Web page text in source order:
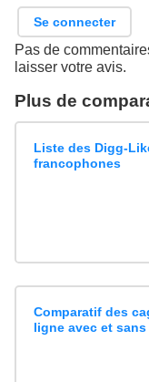
Se connecter
Pas de
laisser votre avis.
Plus de
Liste des Digg-
francophones
Comparatif des
ligne avec et